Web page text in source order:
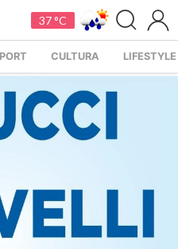
37 °C
CULTURA LIFESTYLE